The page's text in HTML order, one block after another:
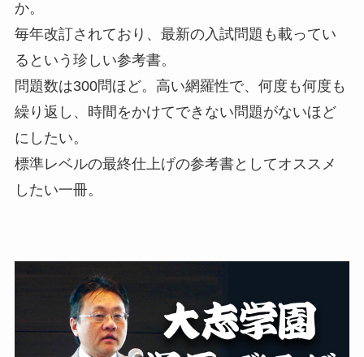
か。
毎年改訂されており、最新の入試問題も載ってい
るという珍しい参考書。
問題数は300問ほど。高い網羅性で、何度も何度も
繰り返し、時間をかけてできない問題がないほど
にしたい。
標準レベルの最終仕上げの参考書としてオススメ
したい一冊。